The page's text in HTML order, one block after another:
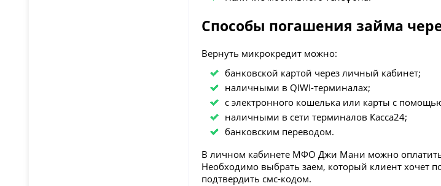
Способы погашения займа
Вернуть микрокредит можно:
банковской картой через личный кабинет;
наличными в QIWI-терминалах;
с электронного кошелька или карты с
наличными в сети терминалов Касса24;
банковским переводом.
В личном кабинете МФО Джи Мани можно
Необходимо выбрать заем, который клиент хочет
подтвердить смс-кодом.